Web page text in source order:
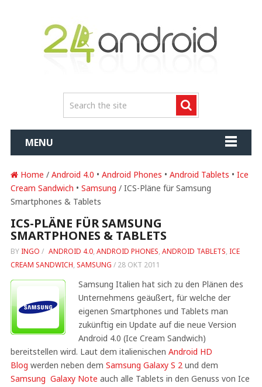
MENU
Home / Android 4.0 • Android Phones • Android Tablets • Ice
Cream Sandwich • Samsung / ICS-Pläne für Samsung
Smartphones & Tablets
ICS-PLÄNE FÜR SAMSUNG
SMARTPHONES & TABLETS
BY INGO / ANDROID 4.0, ANDROID PHONES, ANDROID TABLETS, ICE
CREAM SANDWICH, SAMSUNG / 28 OKT 2011
Samsung Italien hat sich zu den Plänen des
Unternehmens geäußert, für welche der
eigenen Smartphones und Tablets man
zukünftig ein Update auf die neue Version
Android 4.0 (Ice Cream Sandwich)
bereitstellen wird. Laut dem italienischen Android HD
Blog werden neben dem Samsung Galaxy S 2und dem
Samsung Galaxy Note auch alle Tablets in den Genuss von Ice